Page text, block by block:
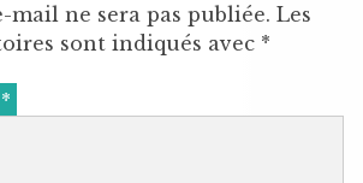
mail ne sera pas publiée. Les
sont indiqués avec *
*